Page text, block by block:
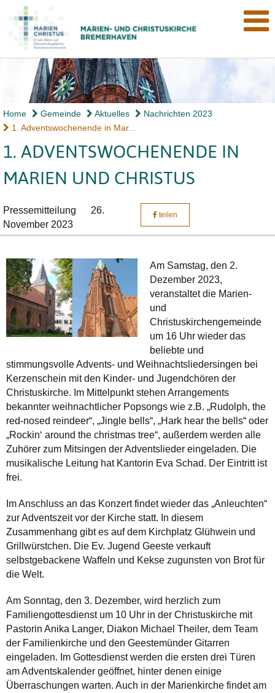
Home Gemeinde Aktuelles
Nachrichten 2023
1. Adventswochenende in Mar...
1. ADVENTSWOCHENENDE IN
MARIEN UND CHRISTUS
Pressemitteilung
26.
November 2023
teilen
Am Samstag, den 2.
Dezember 2023,
veranstaltet die Marien-
und
Christuskirchengemeinde
um 16 Uhr wieder das
beliebte und
stimmungsvolle Advents- und Weihnachtsliedersingen bei
Kerzenschein mit den Kinder- und Jugendchören der
Christuskirche. Im Mittelpunkt stehen Arrangements
bekannter weihnachtlicher Popsongs wie z.B. „Rudolph, the
red-nosed reindeer“, „Jingle bells“, „Hark hear the bells“ oder
„Rockin‘ around the christmas tree“, außerdem werden alle
Zuhörer zum Mitsingen der Adventslieder eingeladen. Die
musikalische Leitung hat Kantorin Eva Schad. Der Eintritt ist
frei.
Im Anschluss an das Konzert findet wieder das „Anleuchten“
zur Adventszeit vor der Kirche statt. In diesem
Zusammenhang gibt es auf dem Kirchplatz Glühwein und
Grillwürstchen. Die Ev. Jugend Geeste verkauft
selbstgebackene Waffeln und Kekse zugunsten von Brot für
die Welt.
Am Sonntag, den 3. Dezember, wird herzlich zum
Familiengottesdienst um 10 Uhr in der Christuskirche mit
Pastorin Anika Langer, Diakon Michael Theiler, dem Team
der Familienkirche und den Geestemünder Gitarren
eingeladen. Im Gottesdienst werden die ersten drei Türen
am Adventskalender geöffnet, hinter denen einige
Überraschungen warten. Auch in der Marienkirche findet am